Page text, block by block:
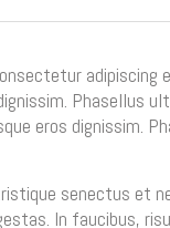
adipiscing
Phasellus
eros dignissim.
senectus et
In faucibus,